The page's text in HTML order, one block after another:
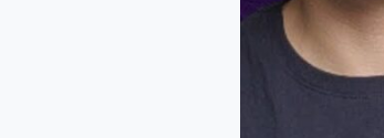
SELIC A 12,25% A.